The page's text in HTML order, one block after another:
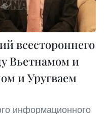
всестороннего
Вьетнамом и
и Уругваем
информационного